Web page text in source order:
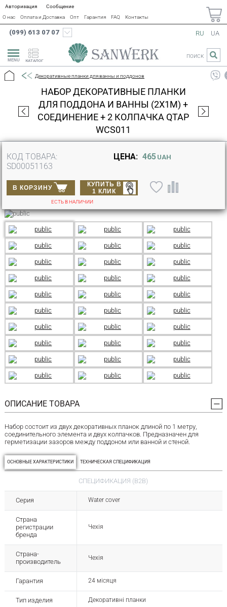
Авторизация
Сообщение
О нас
Оплата и Доставка Опт Гарантия FAQ Контакты
(099) 613 07 07
КАТАЛОГ
RU UA
ПОИСК
Декоративные планки для ванны и поддонов
НАБОР ДЕКОРАТИВНЫЕ ПЛАНКИ
ДЛЯ ПОДДОНА И ВАННЫ (2X1М) +
СОЕДИНЕНИЕ + 2 КОЛПАЧКА QTAP
WCS011
КОД ТОВАРА:
SD00051163
ЦЕНА: 465 UAH
В КОРЗИНУ
КУПИТЬ В
1 КЛИК
ЕСТЬ В НАЛИЧИИ
ОПИСАНИЕ ТОВАРА
Набор состоит из двух декоративных планок длиной по 1 метру,
соединительного элемента и двух колпачков. Предназначен для
герметизации зазоров между поддоном или ванной и стеной.
ОСНОВНЫЕ ХАРАКТЕРИСТИКИ ТЕХНИЧЕСКАЯ СПЕЦИФИКАЦИЯ
СПЕЦИФИКАЦИЯ (B2B)
Серия Water cover
Страна
регистрации
бренда
Чехія
Страна-
производитель
Чехія
Гарантия 24 місяця
Тип изделия Декоративні планки